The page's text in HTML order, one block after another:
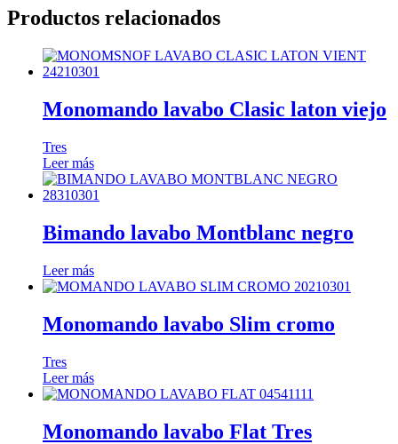
Productos relacionados
Monomando lavabo Clasic laton viejo
Tres
Leer más
Bimando lavabo Montblanc negro
Leer más
Monomando lavabo Slim cromo
Tres
Leer más
Monomando lavabo Flat Tres